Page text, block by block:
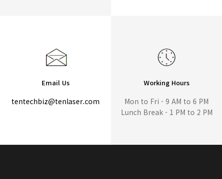
Email Us
tentechbiz@tenlaser.com
Working Hours
Mon to Fri - 9 AM to 6 PM
Lunch Break - 1 PM to 2 PM